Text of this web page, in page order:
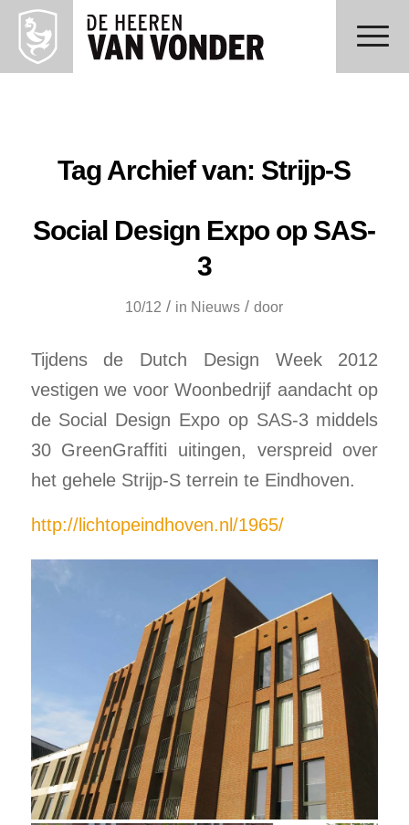
Tag Archief van: Strijp-S
Social Design Expo op SAS-
3
10/12 / in Nieuws / door
Tijdens de Dutch Design Week 2012
vestigen we voor Woonbedrijf aandacht op
de Social Design Expo op SAS-3 middels
30 GreenGraffiti uitingen, verspreid over
het gehele Strijp-S terrein te Eindhoven.
http://lichtopeindhoven.nl/1965/